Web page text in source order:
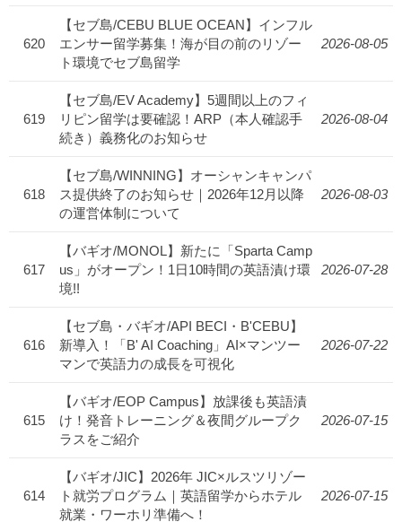
620
【セブ島/CEBU BLUE OCEAN】インフル
エンサー留学募集！海が目の前のリゾー
ト環境でセブ島留学
2026-08-05
619
【セブ島/EV Academy】5週間以上のフィ
リピン留学は要確認！ARP（本人確認手
続き）義務化のお知らせ
2026-08-04
618
【セブ島/WINNING】オーシャンキャンパ
ス提供終了のお知らせ｜2026年12月以降
の運営体制について
2026-08-03
617
【バギオ/MONOL】新たに「Sparta Camp
us」がオープン！1日10時間の英語漬け環
境!!
2026-07-28
616
【セブ島・バギオ/API BECI・B'CEBU】
新導入！「B' AI Coaching」AI×マンツー
マンで英語力の成長を可視化
2026-07-22
615
【バギオ/EOP Campus】放課後も英語漬
け！発音トレーニング＆夜間グループク
ラスをご紹介
2026-07-15
614
【バギオ/JIC】2026年 JIC×ルスツリゾー
ト就労プログラム｜英語留学からホテル
就業・ワーホリ準備へ！
2026-07-15